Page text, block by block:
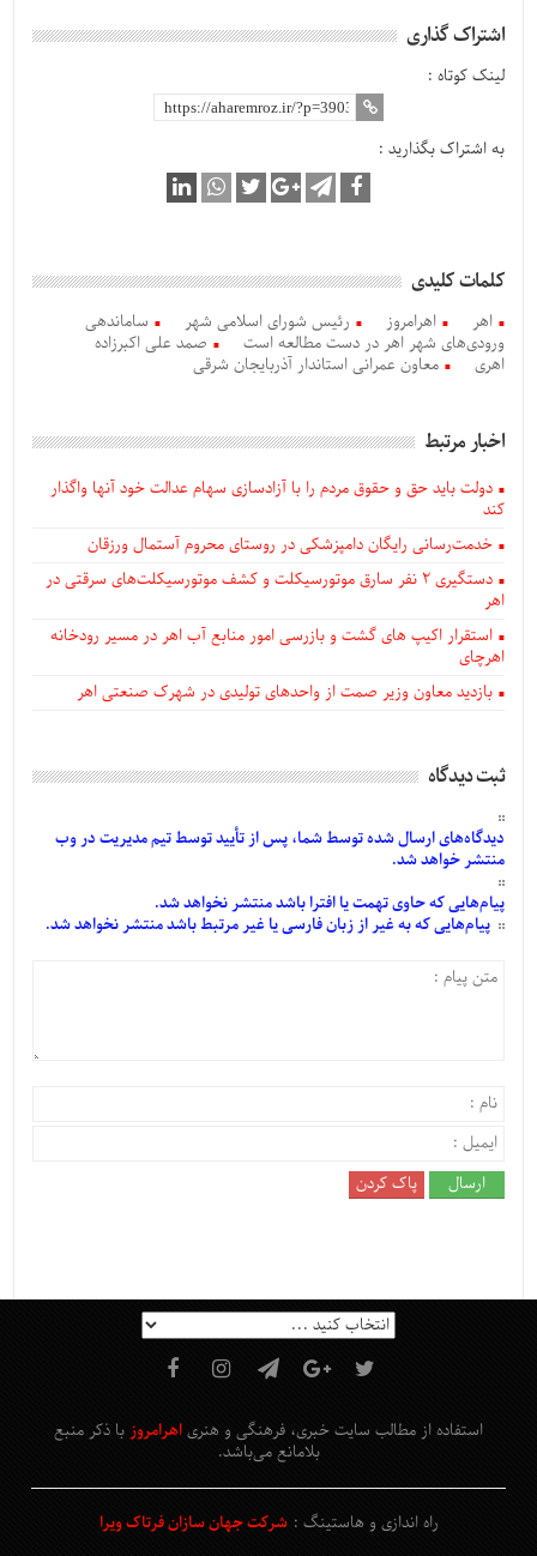
اشتراک گذاری
لینک کوتاه :
به اشتراک بگذارید :
کلمات کلیدی
اهر اهرامروز رئیس شورای اسلامی شهر
ساماندهی
ورودی‌های شهر اهر در دست مطالعه است
صمد علی اکبرزاده
اهری
معاون عمرانی استاندار آذربایجان شرقی
اخبار مرتبط
دولت باید حق و حقوق مردم را با آزادسازی سهام عدالت خود آنها واگذار
کند
خدمت‌رسانی رایگان دامپزشکی در روستای محروم آستمال ورزقان
دستگيری ۲ نفر سارق موتورسیکلت و کشف موتورسیکلت‌های سرقتی در
اهر
استقرار اکیپ های گشت و بازرسی امور منابع آب اهر در مسیر رودخانه
اهرچای
بازدید معاون وزیر صمت از واحدهای تولیدی در شهرک صنعتی اهر
ثبت دیدگاه
دیدگاه‌هایارسالشدهتوسط شما، پس ازتأییدتوسط تیم مدیریت در وب
منتشر خواهد شد.
پیام‌هاییکه حاوی تهمت یا افترا باشد منتشر نخواهد شد.
پیام‌هاییکه به غیر از زبان فارسی یا غیر مرتبط باشد منتشر نخواهد شد.
استفاده از مطالب سایت خبری، فرهنگی و هنری اهرامروز با ذکر منبع
بلامانع می‌باشد.
راه اندازی و هاستینگ :شرکت جهان سازان فرتاک ویرا